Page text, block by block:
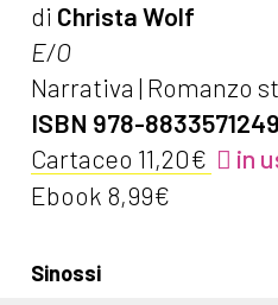
di Christa Wolf
E/O
Narrativa | Romanzo
ISBN 978-8833571249
Cartaceo 11,20€
in
Ebook 8,99€
Sinossi